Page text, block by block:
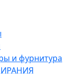
и фурнитура